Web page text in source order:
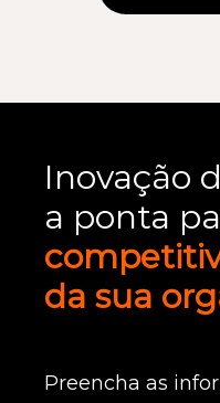
Inovação
a ponta
da sua
Preencha as